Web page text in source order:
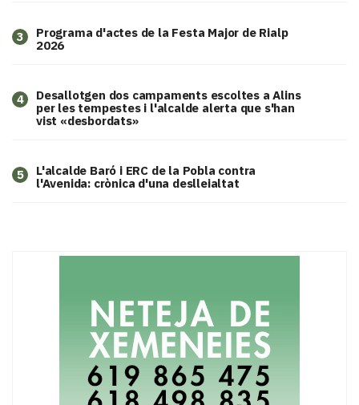
3
Programa d'actes de la Festa Major de Rialp
2026
4
​Desallotgen dos campaments escoltes a Alins
per les tempestes i l'alcalde alerta que s'han
vist «desbordats»
5
L'alcalde Baró i ERC de la Pobla contra
l'Avenida: crònica d'una deslleialtat